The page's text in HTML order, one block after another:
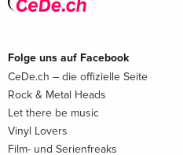
Folge uns auf Facebook
CeDe.ch – die offizielle Seite
Rock & Metal Heads
Let there be music
Vinyl Lovers
Film- und Serienfreaks